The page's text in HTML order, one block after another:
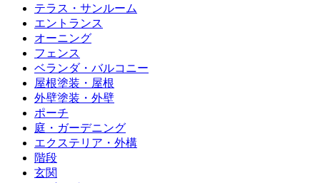
テラス・サンルーム
エントランス
オーニング
フェンス
ベランダ・バルコニー
屋根塗装・屋根
外壁塗装・外壁
ポーチ
庭・ガーデニング
エクステリア・外構
階段
玄関